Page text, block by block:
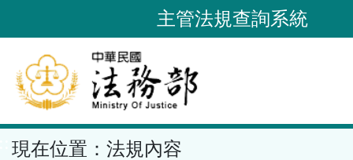
到
要
內
容
區
主管法規查詢系統
現在位置： 法規內容